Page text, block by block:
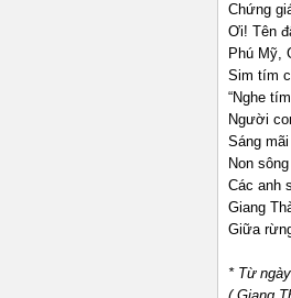
Chứng
Ơi! Tên
Phú Mỹ,
Sim tím
“Nghe
Người
Sáng
Non
Các anh
Giang
Giữa
* Từ